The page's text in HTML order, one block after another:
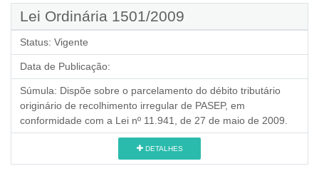
Lei Ordinária 1501/2009
Status: Vigente
Data de Publicação:
Súmula: Dispõe sobre o parcelamento do débito tributário
originário de recolhimento irregular de PASEP, em
conformidade com a Lei nº 11.941, de 27 de maio de 2009.
DETALHES